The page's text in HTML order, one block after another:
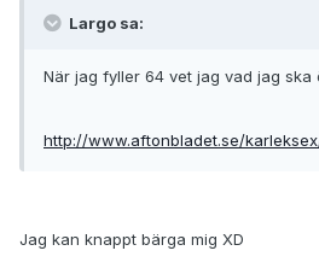
Largo sa:
När jag fyller 64 vet jag vad jag ska
http://www.aftonbladet.se/
Jag kan knappt bärga mig XD